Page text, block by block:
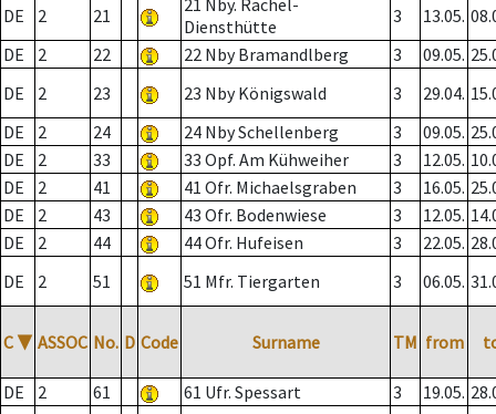
DE 2 21
21 Nby. Rachel-
Diensthütte
3 13.05.
DE
2 22 22 Nby Bramandlberg 3 09.05.
DE
2 23 23 Nby Königswald 3 29.04.
DE
2 24 24 Nby Schellenberg 3 09.05.
DE
2 33 33 Opf. Am Kühweiher 3 12.05.
DE
2 41 41 Ofr. Michaelsgraben 3 16.05.
DE
2 43 43 Ofr. Bodenwiese 3 12.05.
DE
2 44 44 Ofr. Hufeisen 3 22.05.
DE
2 51 51 Mfr. Tiergarten 3 06.05.
C ▼ ASSOC No. D Code Surname TM from
DE 2 61 61 Ufr. Spessart 3 19.05.